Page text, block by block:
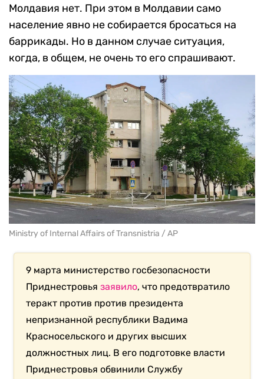
Молдавия нет. При этом в Молдавии само
население явно не собирается бросаться на
баррикады. Но в данном случае ситуация,
когда, в общем, не очень то его спрашивают.
Ministry of Internal Affairs of Transnistria / AP
9 марта министерство госбезопасности
Приднестровьязаявило, что предотвратило
теракт против против президента
непризнанной республики Вадима
Красносельского и других высших
должностных лиц. В его подготовке власти
Приднестровья обвинили Службу